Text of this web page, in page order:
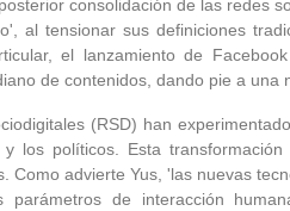
consolidación de las redes
al tensionar sus definiciones
el lanzamiento de
de contenidos, dando pie a
(RSD) han
los políticos. Esta
Como advierte Yus, 'las nuevas
parámetros de interacción